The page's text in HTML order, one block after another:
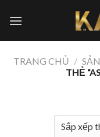
TRANG CHỦ /
THẺ